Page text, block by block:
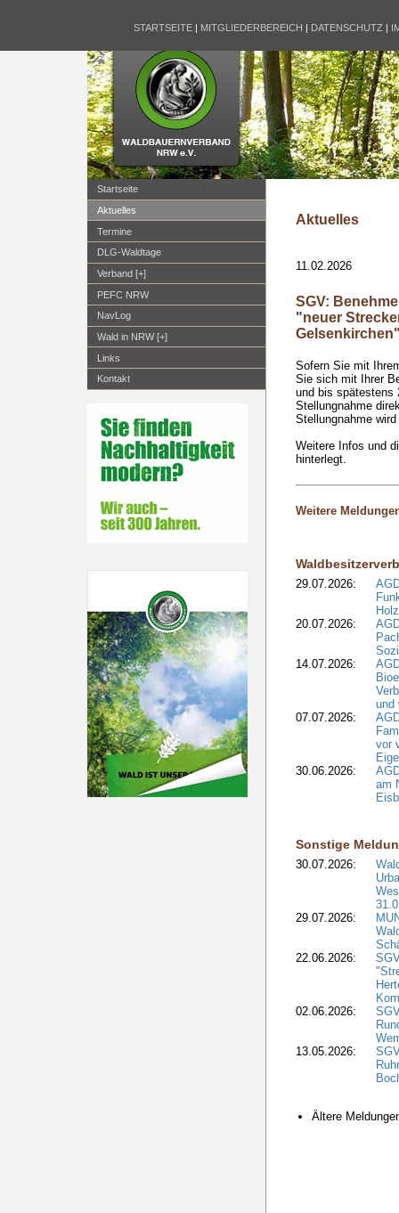
STARTSEITE | MITGLIEDERBEREICH | DATENSCHUTZ |
Startseite
Aktuelles
Termine
DLG-Waldtage
Verband [+]
PEFC NRW
NavLog
Wald in NRW [+]
Links
Kontakt
Aktuelles
11.02.2026
SGV:
"neuer
Sofern Sie mit
Sie sich mit Ihrer
und bis spätestens
Stellungnahme
Stellungnahme
Weitere Infos und
hinterlegt.
Weitere
29.07.2026:
20.07.2026:
14.07.2026:
und
07.07.2026:
vor
30.06.2026:
am
Sonstige
30.07.2026:
29.07.2026:
22.06.2026:
02.06.2026:
13.05.2026:
Ältere